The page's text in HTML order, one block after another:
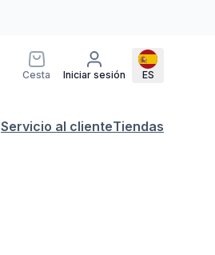
Cesta Iniciar sesión ES
Servicio al clienteTiendas